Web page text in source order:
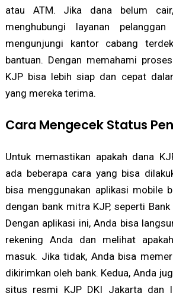
atau ATM. Jika dana belum
menghubungi layanan
mengunjungi kantor cabang
bantuan. Dengan memahami
KJP bisa lebih siap dan cepat
yang mereka terima.
Cara Mengecek Status
Untuk memastikan apakah dana
ada beberapa cara yang bisa
bisa menggunakan aplikasi mobile
dengan bank mitra KJP, seperti Bank
Dengan aplikasi ini, Anda bisa
rekening Anda dan melihat
masuk. Jika tidak, Anda bisa
dikirimkan oleh bank. Kedua, Anda
situs resmi KJP DKI Jakarta dan